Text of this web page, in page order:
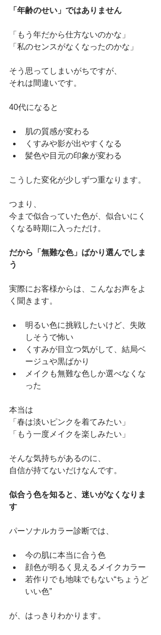
「年齢のせい」ではありません
「もう年だから仕方ないのかな」
「私のセンスがなくなったのかな」
そう思ってしまいがちですが、
それは間違いです。
40代になると
肌の質感が変わる
くすみや影が出やすくなる
髪色や目元の印象が変わる
こうした変化が少しずつ重なります。
つまり、
今まで似合っていた色が、似合いにく
くなる時期に入っただけ。
だから「無難な色」ばかり選んでしま
う
実際にお客様からは、こんなお声をよ
く聞きます。
明るい色に挑戦したいけど、失敗
しそうで怖い
くすみが目立つ気がして、結局ベ
ージュや黒ばかり
メイクも無難な色しか選べなくな
った
本当は
「春は淡いピンクを着てみたい」
「もう一度メイクを楽しみたい」
そんな気持ちがあるのに、
自信が持てないだけなんです。
似合う色を知ると、迷いがなくなりま
す
パーソナルカラー診断では、
今の肌に本当に合う色
顔色が明るく見えるメイクカラー
若作りでも地味でもない“ちょうど
いい色”
が、はっきりわかります。